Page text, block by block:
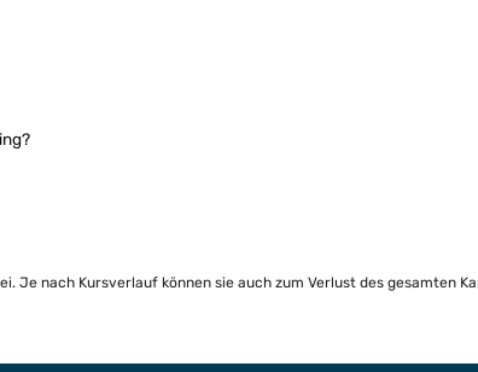
Je nach Kursverlauf können sie auch zum Verlust des gesamten